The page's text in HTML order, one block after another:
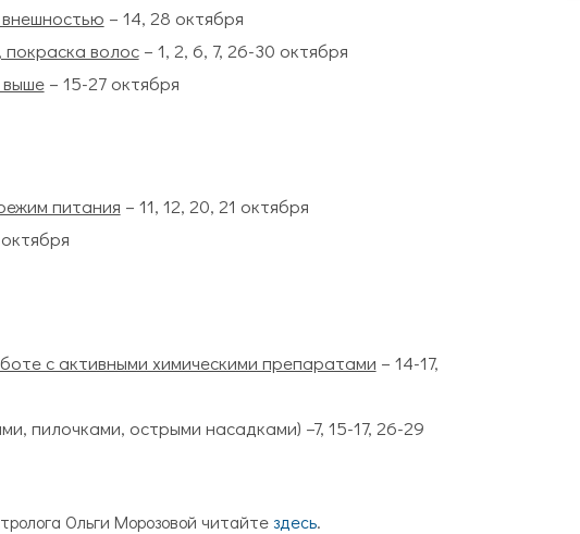
– 14, 28 октября
покраска волос– 1, 2, 6, 7, 26-30 октября
– 15-27 октября
питания – 11, 12, 20, 21 октября
с активными химическими препаратами – 14-17,
пилочками, острыми насадками) –7, 15-17, 26-29
Ольги Морозовой читайтездесь.